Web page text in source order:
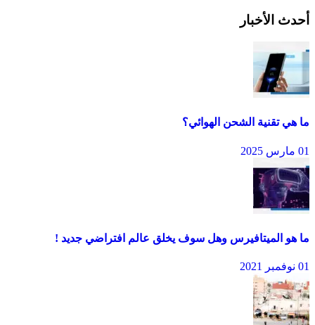
أحدث الأخبار
ما هي تقنية الشحن الهوائي؟
01 مارس 2025
ما هو الميتافيرس وهل سوف يخلق عالم افتراضي جديد !
01 نوفمبر 2021